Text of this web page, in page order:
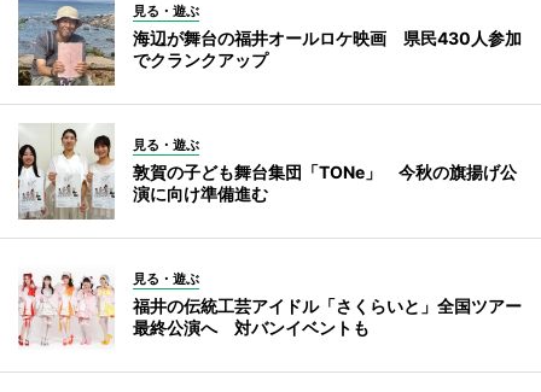
見る・遊ぶ
海辺が舞台の福井オールロケ映画 県民430人参加
でクランクアップ
見る・遊ぶ
敦賀の子ども舞台集団「TONe」 今秋の旗揚げ公
演に向け準備進む
見る・遊ぶ
福井の伝統工芸アイドル「さくらいと」全国ツアー
最終公演へ 対バンイベントも